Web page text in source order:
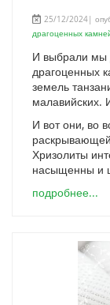
25/12/2024|
драгоценных
И выбрали мы
драгоценных
земель
малавийских.
И вот они, во
раскрывающей
Хризолиты
насыщенны и
подробнее...